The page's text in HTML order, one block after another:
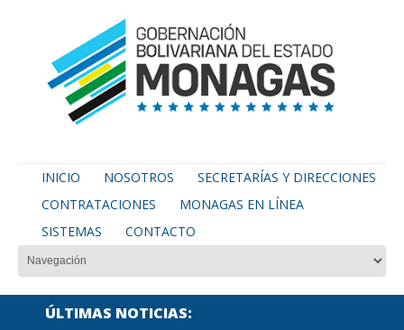
INICIO NOSOTROS
SECRETARÍAS Y DIRECCIONES
CONTRATACIONES
MONAGAS EN LÍNEA
SISTEMAS
CONTACTO
ÚLTIMAS NOTICIAS